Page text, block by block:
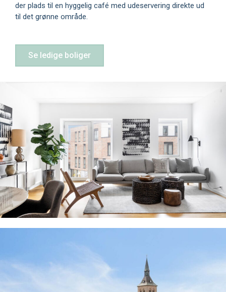
der plads til en hyggelig café med udeservering direkte ud
til det grønne område.
Se ledige boliger